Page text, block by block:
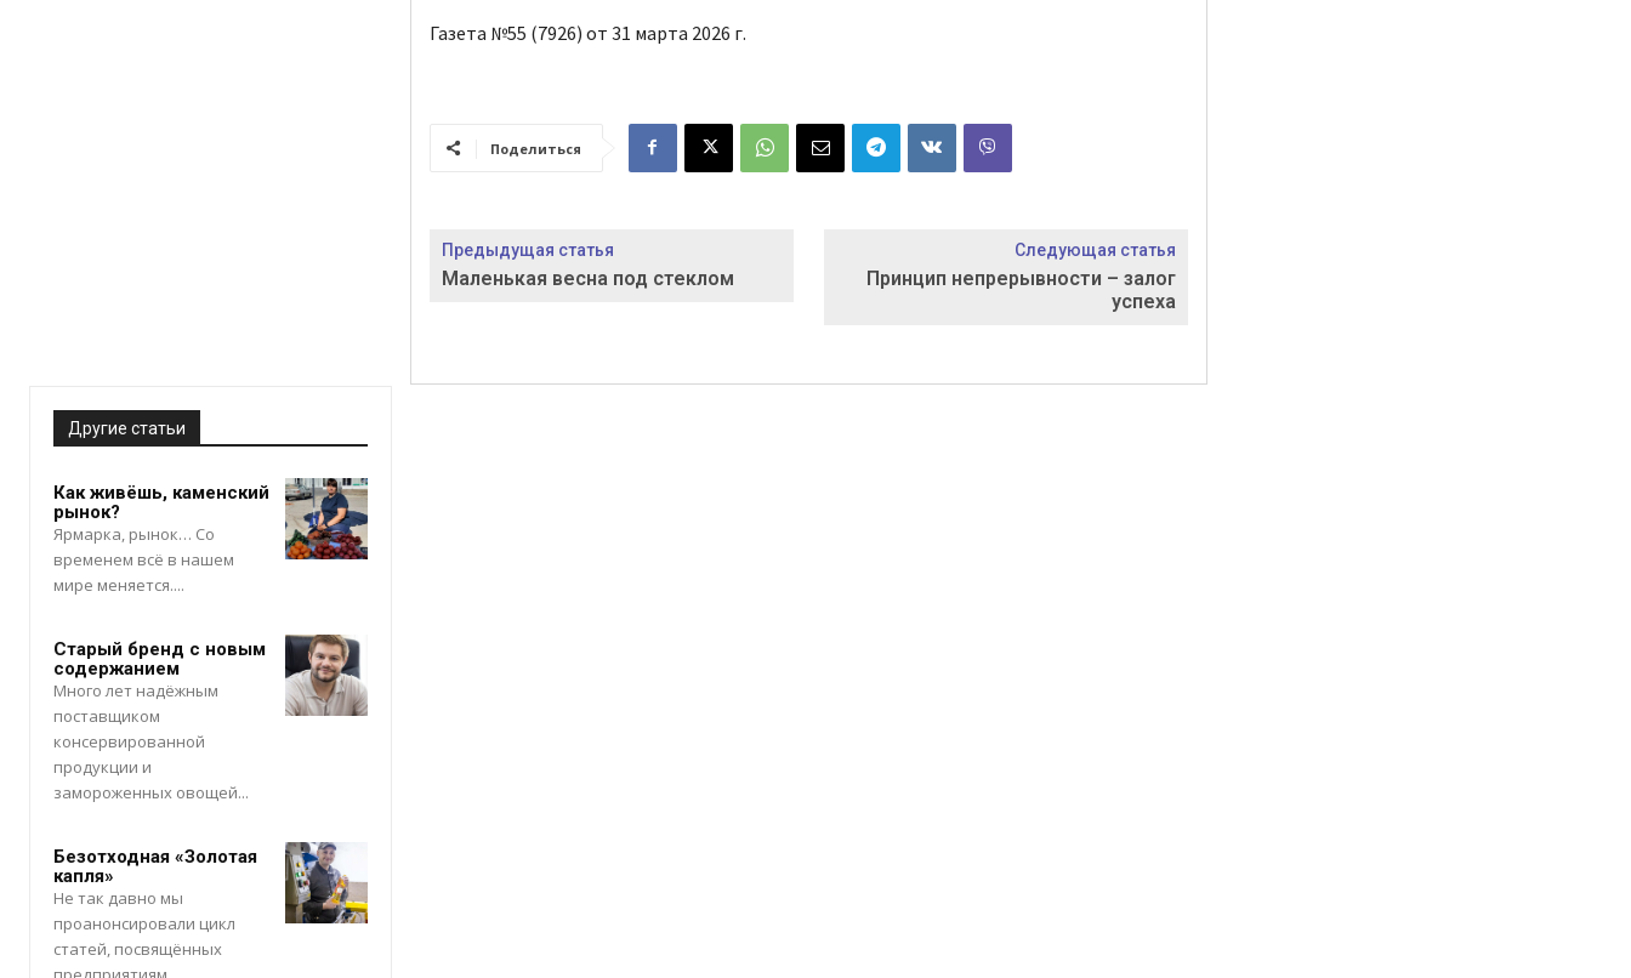
Газета №55 (7926) от 31 марта 2026 г.
Поделиться
Предыдущая статья
Маленькая весна под стеклом
Следующая статья
Принцип непрерывности – залог
успеха
Другие статьи
Как живёшь, каменский
рынок?
Ярмарка, рынок… Со
временем всё в нашем
мире меняется....
Старый бренд с новым
содержанием
Много лет надёжным
поставщиком
консервированной
продукции и
замороженных овощей...
Безотходная «Золотая
капля»
Не так давно мы
проанонсировали цикл
статей, посвящённых